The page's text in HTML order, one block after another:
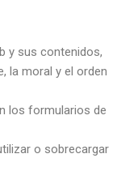
y sus contenidos,
la moral y el orden
los formularios de
o sobrecargar